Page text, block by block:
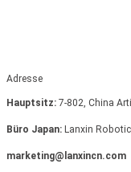
Adresse
Hauptsitz: 7-802, China
Büro Japan: Lanxin
marketing@lanxincn.com